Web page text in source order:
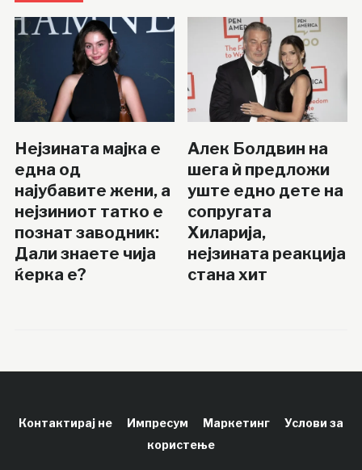
Нејзината мајка е
една од
најубавите жени, а
нејзиниот татко е
познат заводник:
Дали знаете чија
ќерка е?
Алек Болдвин на
шега ѝ предложи
уште едно дете на
сопругата
Хиларија,
нејзината реакција
стана хит
Контактирај не Импресум Маркетинг
Услови за
користење